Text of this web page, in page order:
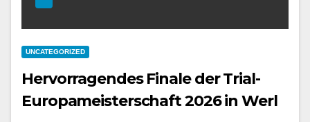
UNCATEGORIZED
Hervorragendes Finale der Trial-
Europameisterschaft 2026 in Werl